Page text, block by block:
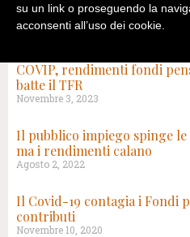
COVIP, rendimenti fondi
batte il TFR
Novembre 3, 2023
Il pubblico impiego spinge
ma i rendimenti calano
Agosto 2, 2022
Il Covid-19 contagia i Fondi
contributi
Novembre 10, 2020
su un link o proseguendo la
acconsenti all’uso dei cookie.